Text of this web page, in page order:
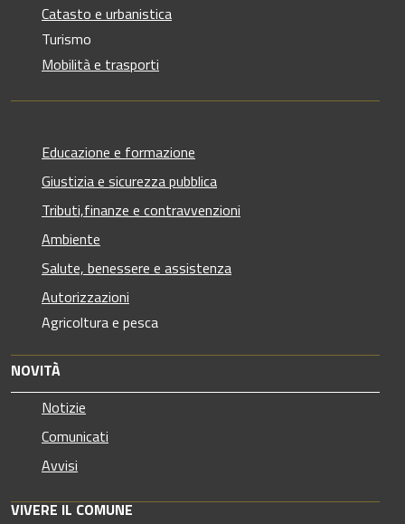
Catasto e urbanistica
Turismo
Mobilità e trasporti
Educazione e formazione
Giustizia e sicurezza pubblica
Tributi,finanze e contravvenzioni
Ambiente
Salute, benessere e assistenza
Autorizzazioni
Agricoltura e pesca
NOVITÀ
Notizie
Comunicati
Avvisi
VIVERE IL COMUNE